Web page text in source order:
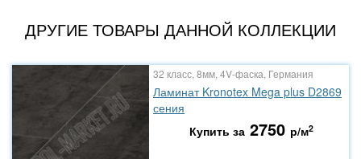
ДРУГИЕ ТОВАРЫ ДАННОЙ КОЛЛЕКЦИИ
32 класс, 8мм, 4V-фаска, Германия
Ламинат Kronotex Mega plus D2869
сения
Купить за 2750 р/м2